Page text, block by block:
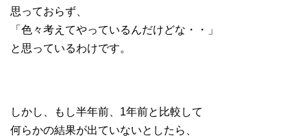
思っておらず、
「色々考えてやっているんだけどな・・」
と思っているわけです。
しかし、もし半年前、1年前と比較して
何らかの結果が出ていないとしたら、